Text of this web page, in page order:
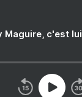
c'est